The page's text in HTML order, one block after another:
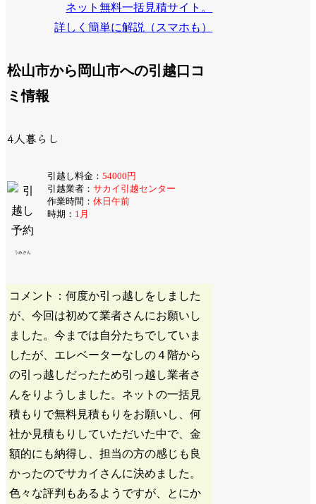
ネット無料一括見積サイト。
詳しく簡単に解説（スマホも）
松山市から岡山市への引越口コ
ミ情報
4人暮らし
うみさん
引越し料金： 54000円
引越業者： サカイ引越センター
作業時間： 休日午前
時期： 1月
コメント：何度か引っ越しをしました
が、今回は初めて業者さんにお願いし
ました。今までは自分たちでしていま
したが、エレベーターなしの４階から
の引っ越しだったため引っ越し業者さ
んをりようしました。ネットの一括見
積もりで無料見積もりをお願いし、何
社か見積もりしていただいた中で、金
額的にも納得し、担当の方の感じも良
かったのでサカイさんに決めました。
色々な評判もあるようですが、とにか